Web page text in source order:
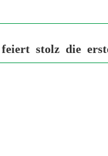
stolz die